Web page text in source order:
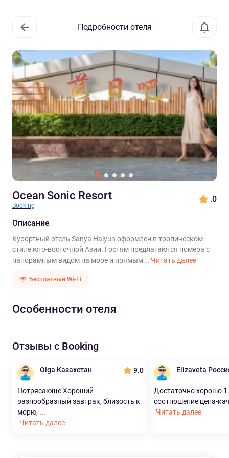
Подробности отеля
Ocean Sonic Resort
Booking
.0
Описание
Курортный отель Sanya Haiyun оформлен в тропическом
стиле юго-восточной Азии. Гостям предлагаются номера с
панорамным видом на море и прямым... Читать далее
Бесплатный Wi-Fi
Особенности отеля
Отзывы с Booking
Olga Казахстан 9.0
Потрясающе Хороший
разнообразный завтрак, близость к
морю, ...
Читать далее
Elizaveta
Достаточно хорошо
соотношение цена-
Читать далее